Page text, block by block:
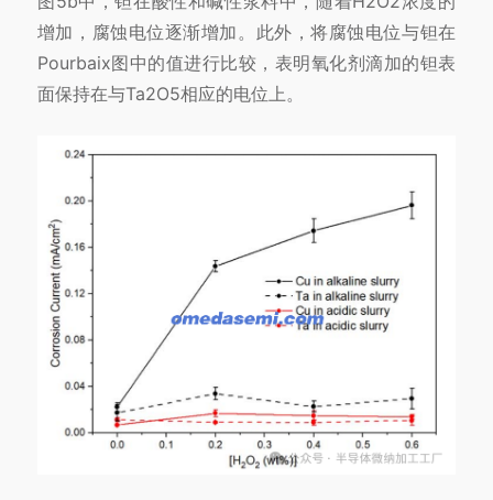
增加，腐蚀电位逐渐增加。此外，将腐蚀电位与钽在
Pourbaix图中的值进行比较，表明氧化剂滴加的钽表
面保持在与Ta2O5相应的电位上。